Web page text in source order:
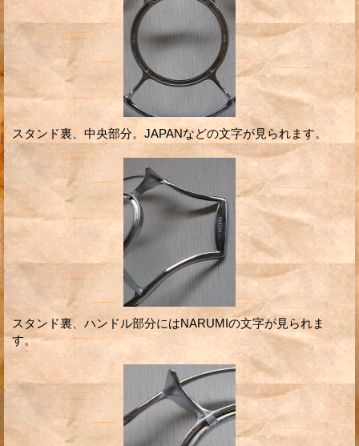
スタンド裏、中央部分。JAPANなどの文字が見られます。
スタンド裏、ハンドル部分にはNARUMIの文字が見られま
す。